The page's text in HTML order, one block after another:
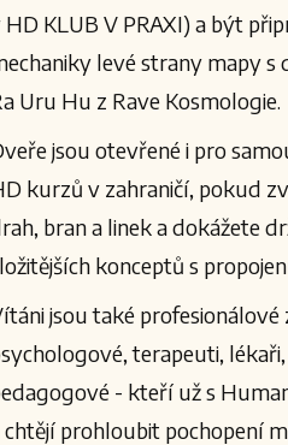
HD KLUB V PRAXI) a být
levé strany mapy
Uru Hu z Rave Kosmologie.
jsou otevřené i pro
kurzů v zahraničí, pokud
bran a linek a dokážete
konceptů s
jsou také profesionálové
terapeuti,
- kteří už s
chtějí prohloubit pochopení